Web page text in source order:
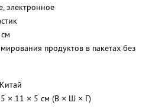
электронное
продуктов в пакетах без
× 11 × 5 см (В × Ш × Г)